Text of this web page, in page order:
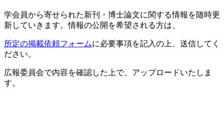
学会員から寄せられた新刊・ 博士論文に関する情報を随時更
新していきます。情報の公開を希望される方は、
所定の掲載依頼フォームに必要事項を記入の上、送信してく
ださい。
広報委員会で内容を確認した上で、アップロードいたしま
す。